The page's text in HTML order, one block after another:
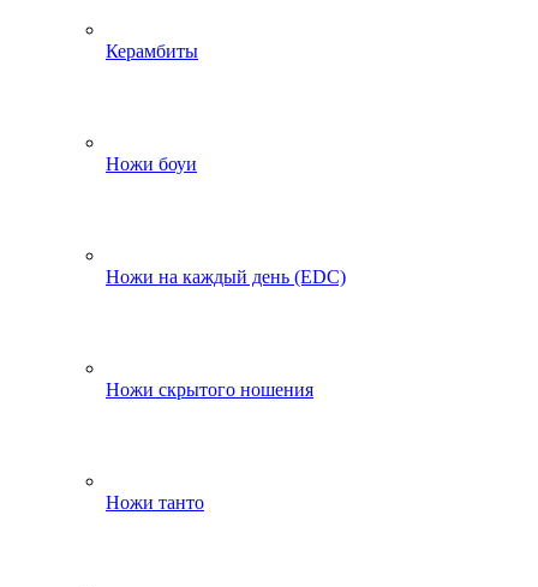
Керамбиты
Ножи боуи
Ножи на каждый день (EDC)
Ножи скрытого ношения
Ножи танто